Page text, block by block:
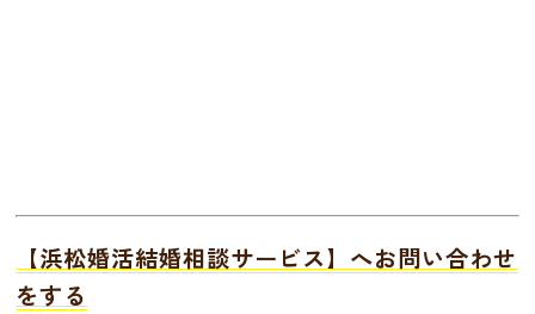
【浜松婚活結婚相談サービス】へお問い合わせ
をする